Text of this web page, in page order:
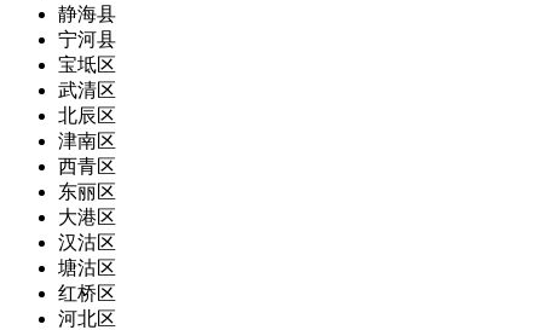
静海县
宁河县
宝坻区
武清区
北辰区
津南区
西青区
东丽区
大港区
汉沽区
塘沽区
红桥区
河北区